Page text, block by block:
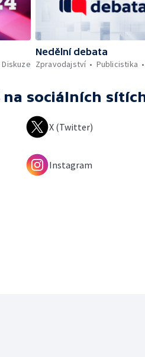
Diskuze
Nedělní debata
Zpravodajství
Publicistika
na sociálních
X (Twitter)
Instagram